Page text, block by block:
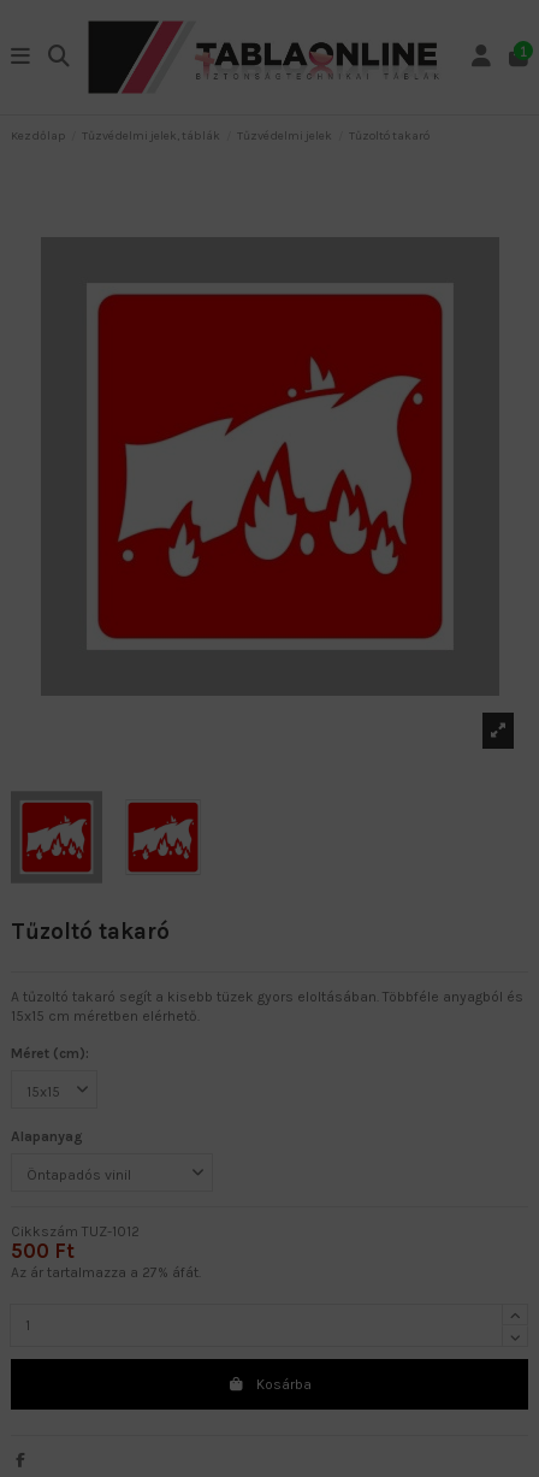
1
Kezdőlap Tűzvédelmi jelek, táblák Tűzvédelmi jelek Tűzoltó takaró
Tűzoltó takaró
A tűzoltó takaró segít a kisebb tüzek gyors eloltásában. Többféle anyagból és
15x15 cm méretben elérhető.
Méret (cm):
Alapanyag
Cikkszám TUZ-1012
500 Ft
Az ár tartalmazza a 27% áfát.
Kosárba